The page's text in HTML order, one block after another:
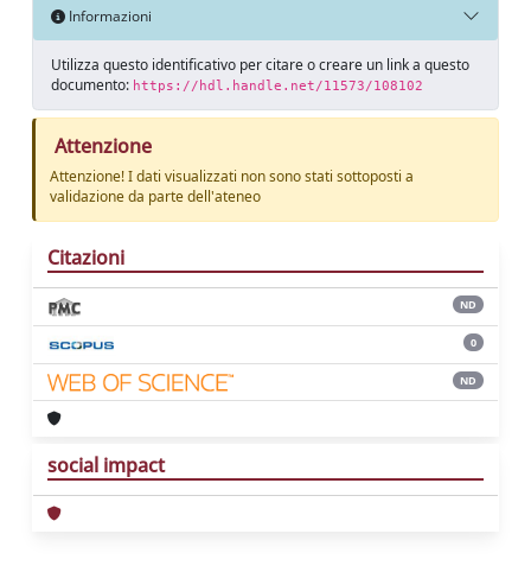
Informazioni
Utilizza questo identificativo per citare o creare un link a questo
documento: https://hdl.handle.net/11573/108102
Attenzione
Attenzione! I dati visualizzati non sono stati sottoposti a
validazione da parte dell'ateneo
Citazioni
ND
0
ND
social impact